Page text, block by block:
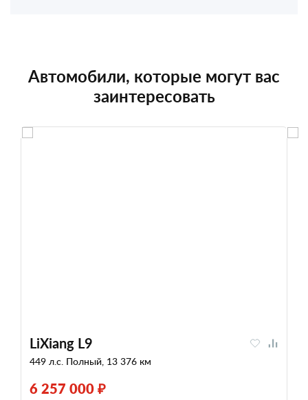
Автомобили, которые могут вас
заинтересовать
LiXiang L9
449 л.с. Полный, 13 376 км
6 257 000 ₽